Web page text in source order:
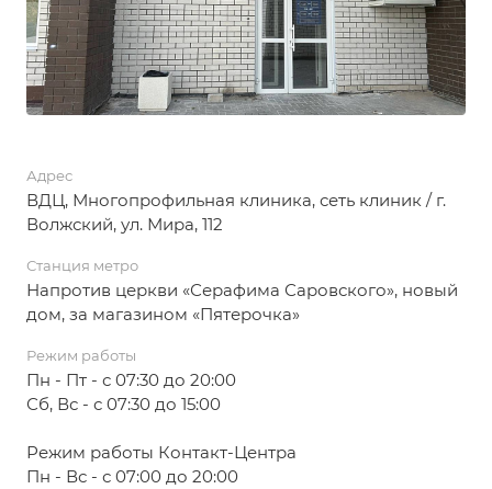
Адрес
ВДЦ, Многопрофильная клиника, сеть клиник / г.
Волжский, ул. Мира, 112
Станция метро
Напротив церкви «Серафима Саровского», новый
дом, за магазином «Пятерочка»
Режим работы
Пн - Пт - с 07:30 до 20:00
Сб, Вс - с 07:30 до 15:00
Режим работы Контакт-Центра
Пн - Вс - с 07:00 до 20:00